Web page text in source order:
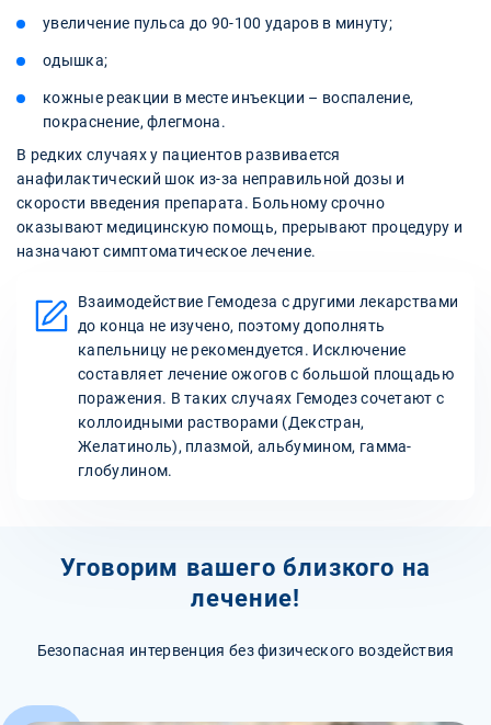
увеличение пульса до 90-100 ударов в минуту;
одышка;
кожные реакции в месте инъекции – воспаление,
покраснение, флегмона.
В редких случаях у пациентов развивается
анафилактический шок из-за неправильной дозы и
скорости введения препарата. Больному срочно
оказывают медицинскую помощь, прерывают процедуру и
назначают симптоматическое лечение.
Взаимодействие Гемодеза с другими лекарствами
до конца не изучено, поэтому дополнять
капельницу не рекомендуется. Исключение
составляет лечение ожогов с большой площадью
поражения. В таких случаях Гемодез сочетают с
коллоидными растворами (Декстран,
Желатиноль), плазмой, альбумином, гамма-
глобулином.
Уговорим вашего близкого на
лечение!
Безопасная интервенция без физического воздействия